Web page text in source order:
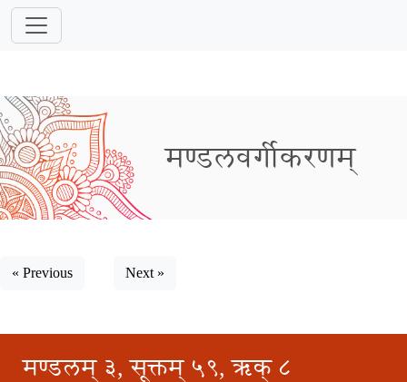
मण्डलवर्गीकरणम्
« Previous Next »
मण्डलम् ३, सूक्तम् ५९, ऋक् ८